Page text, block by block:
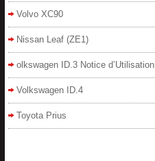
Volvo XC90
Nissan Leaf (ZE1)
olkswagen ID.3 Notice d’Utilisation
Volkswagen ID.4
Toyota Prius